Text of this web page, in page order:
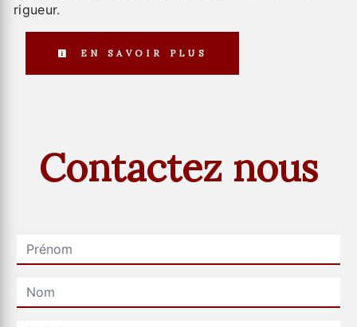
rigueur.
EN SAVOIR PLUS
Contactez nous